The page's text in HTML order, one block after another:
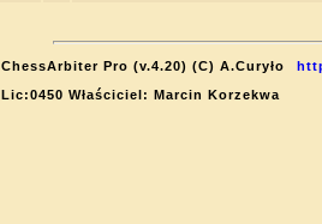
ChessArbiter Pro (v.4.20) (C) A.Curyło
Lic:0450 Właściciel: Marcin Korzekwa